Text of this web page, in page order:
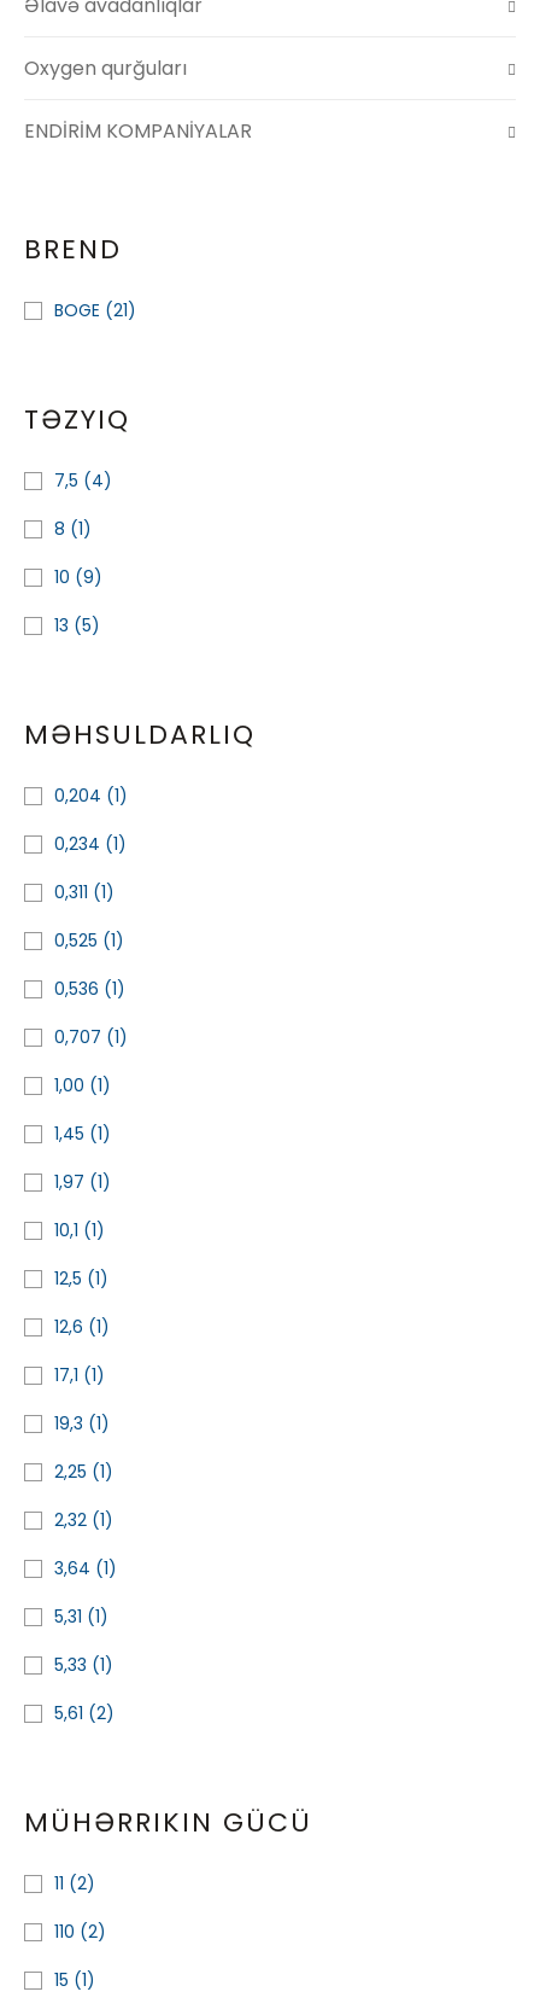
Əlavə avadanlıqlar
Oxygen qurğuları
ENDİRİM KOMPANİYALAR
BREND
BOGE (21)
TƏZYIQ
7,5 (4)
8 (1)
10 (9)
13 (5)
MƏHSULDARLIQ
0,204 (1)
0,234 (1)
0,311 (1)
0,525 (1)
0,536 (1)
0,707 (1)
1,00 (1)
1,45 (1)
1,97 (1)
10,1 (1)
12,5 (1)
12,6 (1)
17,1 (1)
19,3 (1)
2,25 (1)
2,32 (1)
3,64 (1)
5,31 (1)
5,33 (1)
5,61 (2)
MÜHƏRRIKIN GÜCÜ
11 (2)
110 (2)
15 (1)